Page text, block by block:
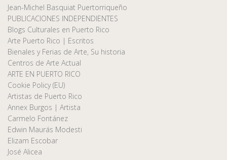
Jean-Michel Basquiat Puertorriqueño
PUBLICACIONES INDEPENDIENTES
Blogs Culturales en Puerto Rico
Arte Puerto Rico | Escritos
Bienales y Ferias de Arte, Su historia
Centros de Arte Actual
ARTE EN PUERTO RICO
Cookie Policy (EU)
Artistas de Puerto Rico
Annex Burgos | Artista
Carmelo Fontánez
Edwin Maurás Modesti
Elizam Escobar
José Alicea